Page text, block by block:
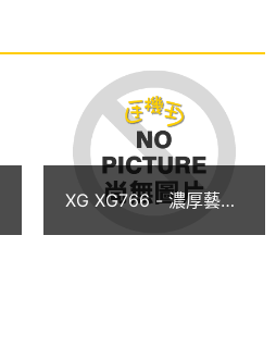
好特別
特別，令人心動。貼心的XG
用獨創的投影式螢幕，來電顯
別灰階外螢幕的單調時代吧!
悅耳動聽，40和弦最能顯現
XG XG766 - 濃厚藝術